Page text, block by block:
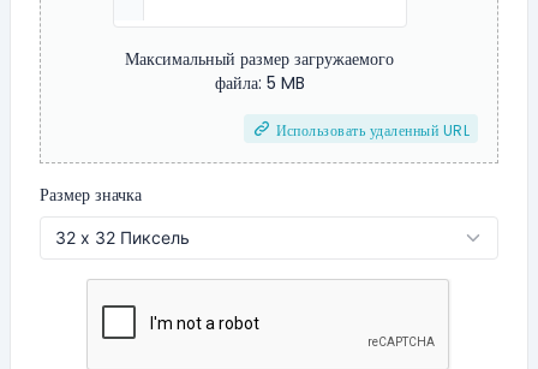
Максимальный размер загружаемого
файла: 5 MB
Использовать удаленный URL
Размер значка